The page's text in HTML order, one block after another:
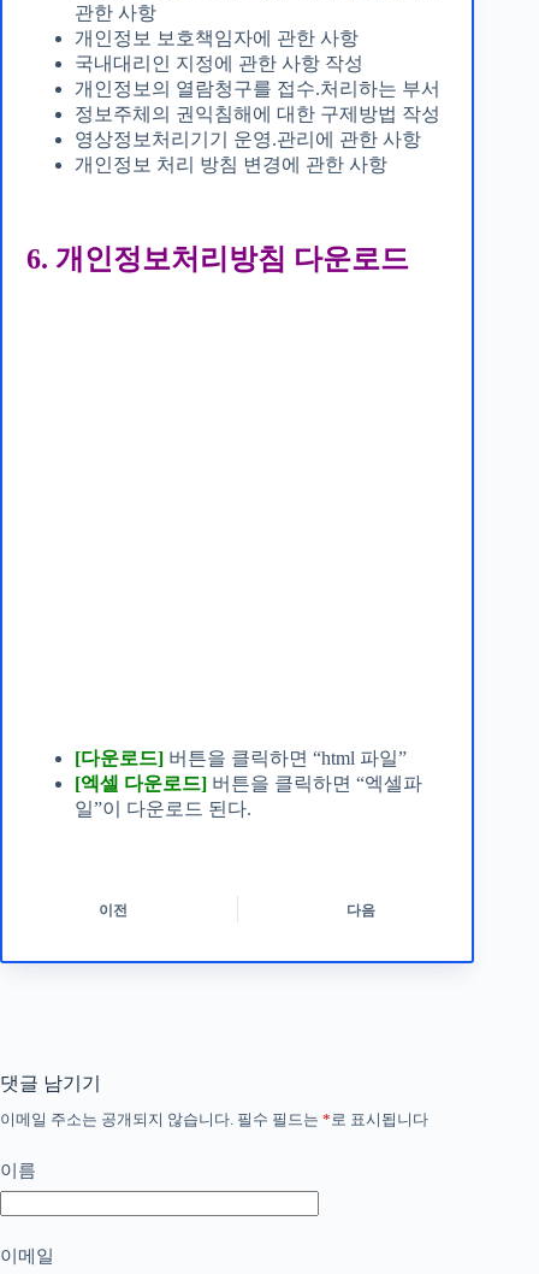
관한 사항
개인정보 보호책임자에 관한 사항
국내대리인 지정에 관한 사항 작성
개인정보의 열람청구를 접수.처리하는 부서
정보주체의 권익침해에 대한 구제방법 작성
영상정보처리기기 운영.관리에 관한 사항
개인정보 처리 방침 변경에 관한 사항
6. 개인정보처리방침 다운로드
[다운로드] 버튼을 클릭하면 “html 파일”
[엑셀 다운로드] 버튼을 클릭하면 “엑셀파
일”이 다운로드 된다.
이전 다음
댓글 남기기
이메일 주소는 공개되지 않습니다. 필수 필드는 * 로 표시됩니다
이름
이메일